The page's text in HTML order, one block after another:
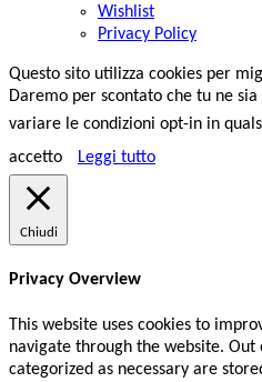
Wishlist
Privacy Policy
Questo sito utilizza cookies per
Daremo per scontato che tu ne
variare le condizioni opt-in in
accetto
Leggi tutto
Chiudi
Privacy Overview
This website uses cookies to
navigate through the website.
categorized as necessary are